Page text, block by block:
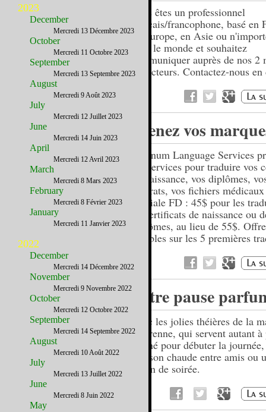
Vous êtes un professionnel
français/francophone, basé en
en Europe, en Asie ou
dans le monde et souhaitez
communiquer auprès de nos
de lecteurs. Contactez-nous
Prenez vos
Platinum Language Services
ses services pour traduire vos
de naissance, vos diplômes,
contrats, vos fichiers
spéciale FD : 45$ pour les
de certificats de naissance ou
diplômes, au lieu de 55$.
valables sur les 5 premières
Votre pause
Avec les jolies théières de la
Degrenne, qui servent autant à
un thé pour débuter la
boisson chaude entre amis ou
en fin de soirée.
2023
December
Mercredi 13 Décembre 2023
October
Mercredi 11 Octobre 2023
September
Mercredi 13 Septembre 2023
August
Mercredi 9 Août 2023
July
Mercredi 12 Juillet 2023
June
Mercredi 14 Juin 2023
April
Mercredi 12 Avril 2023
March
Mercredi 8 Mars 2023
February
Mercredi 8 Février 2023
January
Mercredi 11 Janvier 2023
2022
December
Mercredi 14 Décembre 2022
November
Mercredi 9 Novembre 2022
October
Mercredi 12 Octobre 2022
September
Mercredi 14 Septembre 2022
August
Mercredi 10 Août 2022
July
Mercredi 13 Juillet 2022
June
Mercredi 8 Juin 2022
May